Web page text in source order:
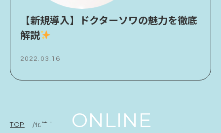
【新規導入】ドクターソワの魅力を徹底
解説
2022.03.16
TOP /化粧水
ONLINE